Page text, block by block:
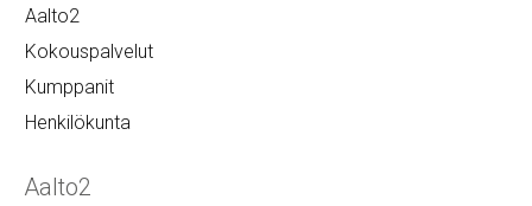
Aalto2
Kokouspalvelut
Kumppanit
Henkilökunta
Aalto2